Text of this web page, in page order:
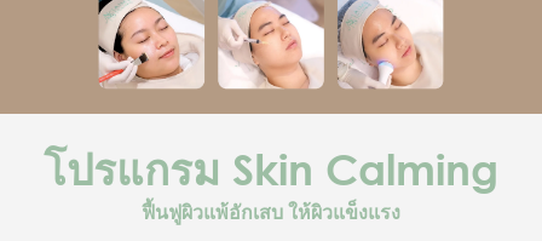
โปรแกรม Skin Calming
ฟื้นฟูผิวแพ้อักเสบ ให้ผิวแข็งแรง